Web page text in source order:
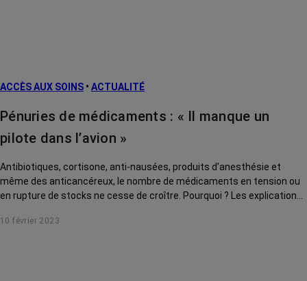
Traitements
La vie autour
ACCÈS AUX SOINS • ACTUALITÉ
Pénuries de médicaments : « Il manque un
pilote dans l’avion »
Antibiotiques, cortisone, anti-nausées, produits d’anesthésie et
même des anticancéreux, le nombre de médicaments en tension ou
en rupture de stocks ne cesse de croître. Pourquoi ? Les explications
10 février 2023